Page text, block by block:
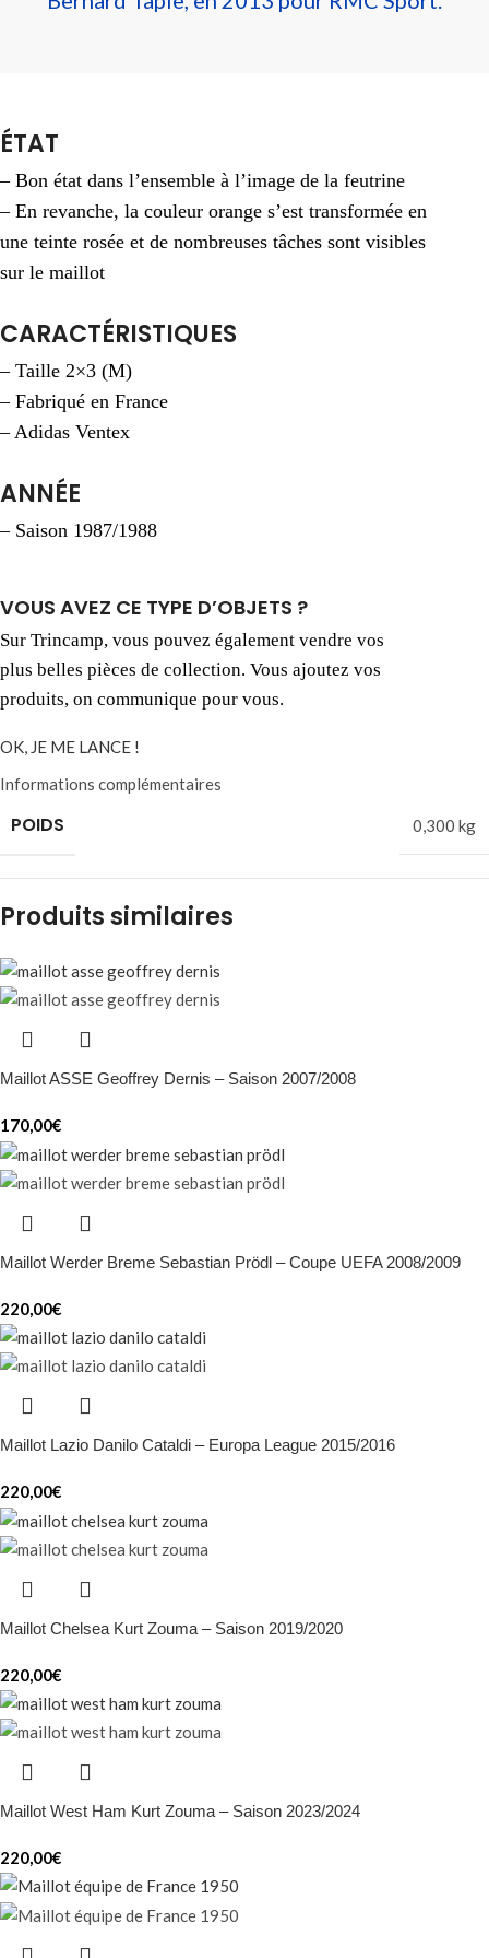
ÉTAT
– Bon état dans l’ensemble à l’image de la feutrine
– En revanche, la couleur orange s’est transformée en
une teinte rosée et de nombreuses tâches sont visibles
sur le maillot
CARACTÉRISTIQUES
– Taille 2×3 (M)
– Fabriqué en France
– Adidas Ventex
ANNÉE
– Saison 1987/1988
VOUS AVEZ CE TYPE D’OBJETS ?​
Sur Trincamp, vous pouvez également vendre vos
plus belles pièces de collection. Vous ajoutez vos
produits, on communique pour vous.
OK, JE ME LANCE !
Informations complémentaires
POIDS 0,300 kg
Produits similaires
Maillot ASSE Geoffrey Dernis – Saison 2007/2008
170,00€
Maillot Werder Breme Sebastian Prödl – Coupe UEFA 2008/2009
220,00€
Maillot Lazio Danilo Cataldi – Europa League 2015/2016
220,00€
Maillot Chelsea Kurt Zouma – Saison 2019/2020
220,00€
Maillot West Ham Kurt Zouma – Saison 2023/2024
220,00€